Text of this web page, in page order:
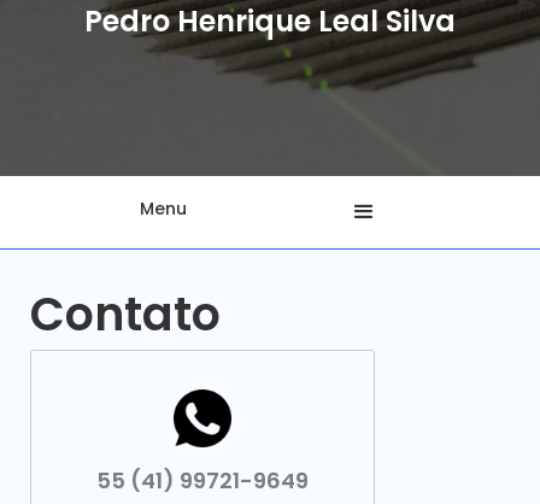
Pedro Henrique Leal Silva
Menu
Contato
55 (41) 99721-9649